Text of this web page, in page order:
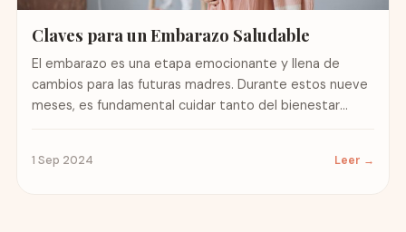
Claves para un Embarazo Saludable
El embarazo es una etapa emocionante y llena de
cambios para las futuras madres. Durante estos nueve
meses, es fundamental cuidar tanto del bienestar
1 Sep 2024 Leer →